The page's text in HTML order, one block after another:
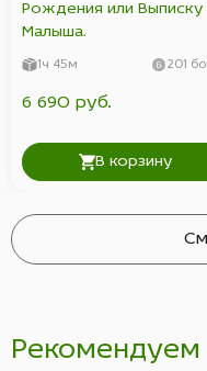
Рождения или Выписку
Малыша.
1ч 45м 201
6 690 руб.
В корзину
Рекомендуем